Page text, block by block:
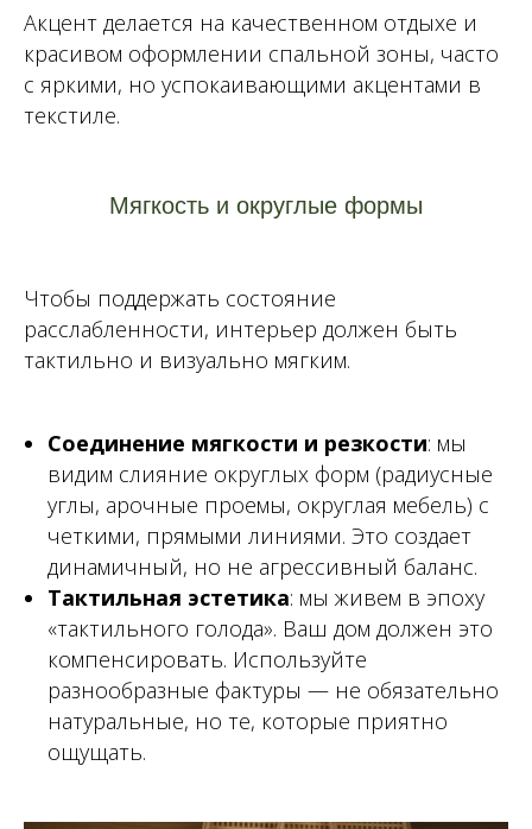
Акцент делается на качественном отдыхе и
красивом оформлении спальной зоны, часто
с яркими, но успокаивающими акцентами в
текстиле.
Мягкость и округлые формы
Чтобы поддержать состояние
расслабленности, интерьер должен быть
тактильно и визуально мягким.
Соединение мягкости и резкости: мы
видим слияние округлых форм (радиусные
углы, арочные проемы, округлая мебель) с
четкими, прямыми линиями. Это создает
динамичный, но не агрессивный баланс.
Тактильная эстетика: мы живем в эпоху
«тактильного голода». Ваш дом должен это
компенсировать. Используйте
разнообразные фактуры — не обязательно
натуральные, но те, которые приятно
ощущать.